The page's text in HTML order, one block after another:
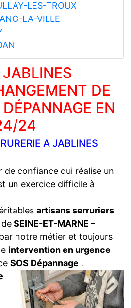
LES-TROUX
LA-VILLE
JABLINES
DE
DÉPANNAGE EN
24
A JABLINES
de confiance qui réalise un
un exercice difficile à
artisans serruriers
SEINE-ET-MARNE –
notre métier et toujours
intervention en urgence
SOS Dépannage .